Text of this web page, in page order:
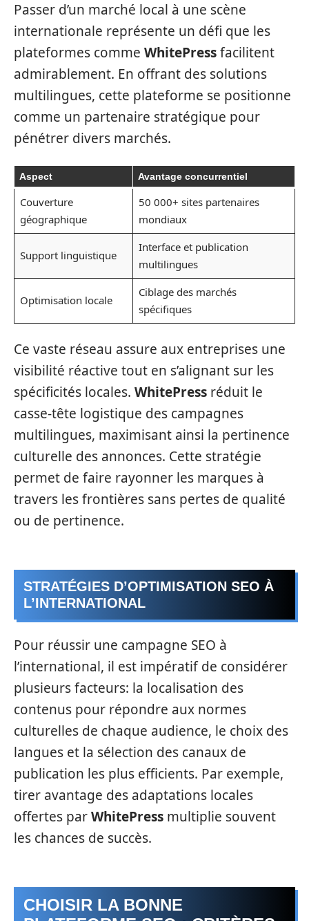
Passer d’un marché local à une scène
internationale représente un défi que les
plateformes comme WhitePressfacilitent
admirablement. En offrant des solutions
multilingues, cette plateforme se positionne
comme un partenaire stratégique pour
pénétrer divers marchés.
Aspect Avantage concurrentiel
Couverture
géographique
50 000+ sites partenaires
mondiaux
Support linguistique
Interface et publication
multilingues
Optimisation locale
Ciblage des marchés
spécifiques
Ce vaste réseau assure aux entreprises une
visibilité réactive tout en s’alignant sur les
spécificités locales. WhitePress réduit le
casse-tête logistique des campagnes
multilingues, maximisant ainsi la pertinence
culturelle des annonces. Cette stratégie
permet de faire rayonner les marques à
travers les frontières sans pertes de qualité
ou de pertinence.
STRATÉGIES D’OPTIMISATION SEO À
L’INTERNATIONAL
Pour réussir une campagne SEO à
l’international, il est impératif de considérer
plusieurs facteurs: la localisation des
contenus pour répondre aux normes
culturelles de chaque audience, le choix des
langues et la sélection des canaux de
publication les plus efficients. Par exemple,
tirer avantage des adaptations locales
offertes parWhitePress multiplie souvent
les chances de succès.
CHOISIR LA BONNE